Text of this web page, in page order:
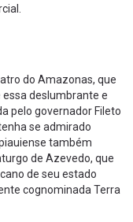
do Amazonas, que
deslumbrante e
pelo governador Fileto
se admirado
também
de Azevedo, que
de seu estado
cognominada Terra